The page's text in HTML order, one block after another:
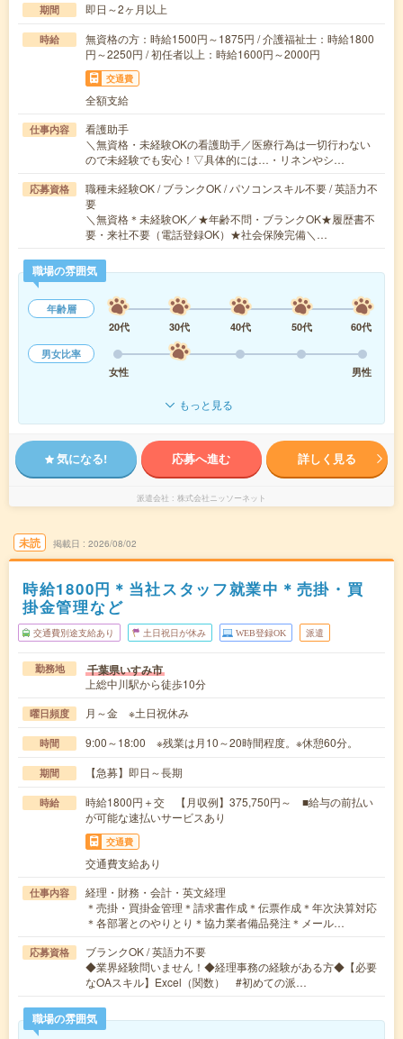
期間 即日～2ヶ月以上
時給
無資格の方：時給1500円～1875円 / 介護福祉士：時給1800
円～2250円 / 初任者以上：時給1600円～2000円
交通費
全額支給
仕事内容
看護助手
＼無資格・未経験OKの看護助手／医療行為は一切行わない
ので未経験でも安心！▽具体的には…・リネンやシ…
応募資格
職種未経験OK / ブランクOK / パソコンスキル不要 / 英語力不
要
＼無資格＊未経験OK／★年齢不問・ブランクOK★履歴書不
要・来社不要（電話登録OK）★社会保険完備＼…
職場の雰囲気
年齢層
20代
30代 40代 50代
60代
男女比率
女性
男性
もっと見る
気になる! 応募へ進む 詳しく見る
派遣会社 株式会社ニッソーネット
未読 掲載日 2026/08/02
時給1800円＊当社スタッフ就業中＊売掛・買
掛金管理など
交通費別途支給あり 土日祝日が休み WEB登録OK 派遣
勤務地 千葉県いすみ市
上総中川駅から徒歩10分
曜日頻度 月～金 ※土日祝休み
時間 9:00～18:00 ※残業は月10～20時間程度。※休憩60分。
期間 【急募】即日～長期
時給
時給1800円＋交 【月収例】375,750円～ ■給与の前払い
が可能な速払いサービスあり
交通費
交通費支給あり
仕事内容
経理・財務・会計・英文経理
＊売掛・買掛金管理＊請求書作成＊伝票作成＊年次決算対応
＊各部署とのやりとり＊協力業者備品発注＊メール…
応募資格
ブランクOK / 英語力不要
◆業界経験問いません！◆経理事務の経験がある方◆【必要
なOAスキル】Excel（関数） #初めての派…
職場の雰囲気